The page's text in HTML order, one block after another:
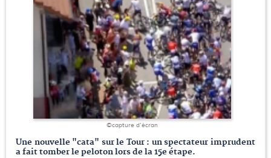
©capture d'écran
Une nouvelle "cata" sur le Tour : un spectateur imprudent
a fait tomber le peloton lors de la 15e étape.